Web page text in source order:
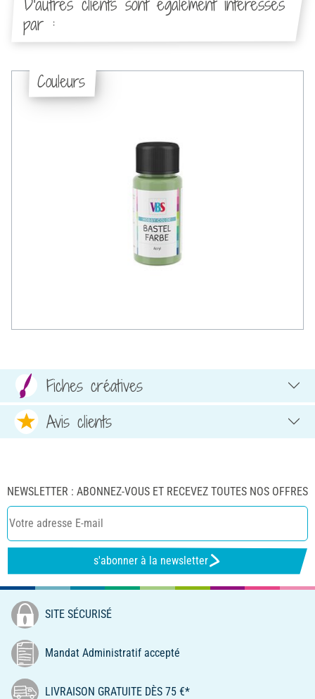
par :
Couleurs
Fiches créatives
Avis clients
NEWSLETTER : ABONNEZ-VOUS ET RECEVEZ TOUTES NOS OFFRES
s'abonner à la newsletter
SITE SÉCURISÉ
Mandat Administratif accepté
LIVRAISON GRATUITE DÈS 75 €*